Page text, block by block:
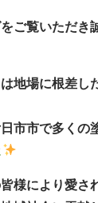
ご覧いただき
地場に根差し
市市で多くの
様により愛さ